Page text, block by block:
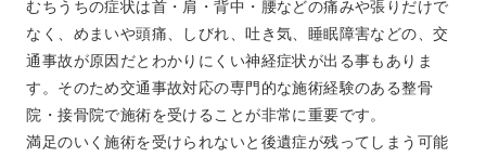
むちうちの症状は首・肩・背中・腰などの痛みや張りだけで
なく、めまいや頭痛、しびれ、吐き気、睡眠障害などの、交
通事故が原因だとわかりにくい神経症状が出る事もありま
す。そのため交通事故対応の専門的な施術経験のある整骨
院・接骨院で施術を受けることが非常に重要です。
満足のいく施術を受けられないと後遺症が残ってしまう可能